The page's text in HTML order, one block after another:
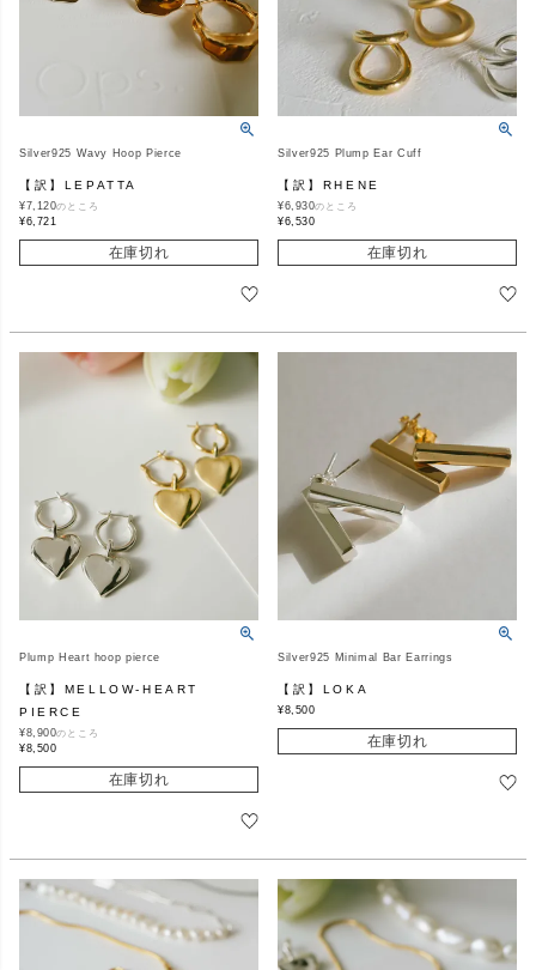
Silver925 Wavy Hoop Pierce
【訳】LEPATTA
¥7,120のところ
¥6,721
在庫切れ
Silver925 Plump Ear Cuff
【訳】RHENE
¥6,930のところ
¥6,530
在庫切れ
Plump Heart hoop pierce
【訳】MELLOW-HEART
PIERCE
¥8,900のところ
¥8,500
在庫切れ
Silver925 Minimal Bar Earrings
【訳】LOKA
¥8,500
在庫切れ